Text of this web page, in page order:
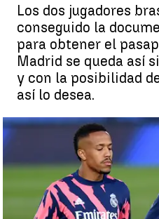
Los dos jugadores
conseguido la
para obtener el
Madrid se queda así
y con la posibilidad
así lo desea.